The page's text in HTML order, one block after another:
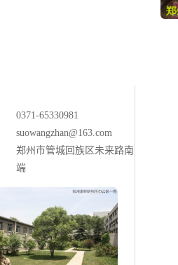
0371-65330981
suowangzhan@163.com
郑州市管城回族区未来路南
端